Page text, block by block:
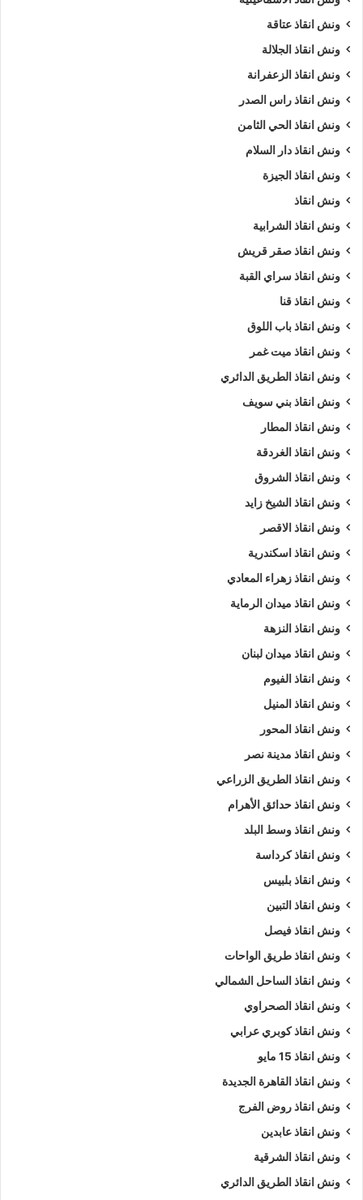
ونش انقاذ عتاقة
ونش انقاذ الجلالة
ونش انقاذ الزعفرانة
ونش انقاذ راس الصدر
ونش انقاذ الحي الثامن
ونش انقاذ دار السلام
ونش انقاذ الجيزة
ونش انقاذ
ونش انقاذ الشرابية
ونش انقاذ صقر قريش
ونش انقاذ سراي القبة
ونش انقاذ قنا
ونش انقاذ باب اللوق
ونش انقاذ ميت غمر
ونش انقاذ الطريق الدائري
ونش انقاذ بني سويف
ونش انقاذ المطار
ونش انقاذ الغردقة
ونش انقاذ الشروق
ونش انقاذ الشيخ زايد
ونش انقاذ الاقصر
ونش انقاذ اسكندرية
ونش انقاذ زهراء المعادي
ونش انقاذ ميدان الرماية
ونش انقاذ النزهة
ونش انقاذ ميدان لبنان
ونش انقاذ الفيوم
ونش انقاذ المنيل
ونش انقاذ المحور
ونش انقاذ مدينة نصر
ونش انقاذ الطريق الزراعي
ونش انقاذ حدائق الأهرام
ونش انقاذ وسط البلد
ونش انقاذ كرداسة
ونش انقاذ بلبيس
ونش انقاذ التبين
ونش انقاذ فيصل
ونش انقاذ طريق الواحات
ونش انقاذ الساحل الشمالي
ونش انقاذ الصحراوي
ونش انقاذ كوبري عرابي
ونش انقاذ 15 مايو
ونش انقاذ القاهرة الجديدة
ونش انقاذ روض الفرج
ونش انقاذ عابدين
ونش انقاذ الشرقية
ونش انقاذ الطريق الدائري